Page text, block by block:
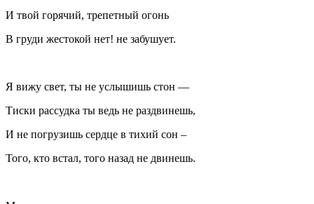
И твой горячий, трепетный огонь
В груди жестокой нет! не забушует.
Я вижу свет, ты не услышишь стон —
Тиски рассудка ты ведь не раздвинешь,
И не погрузишь сердце в тихий сон ­­–
Того, кто встал, того назад не двинешь.